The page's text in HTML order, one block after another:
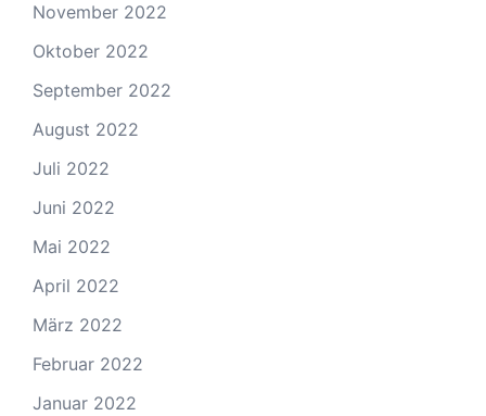
November 2022
Oktober 2022
September 2022
August 2022
Juli 2022
Juni 2022
Mai 2022
April 2022
März 2022
Februar 2022
Januar 2022